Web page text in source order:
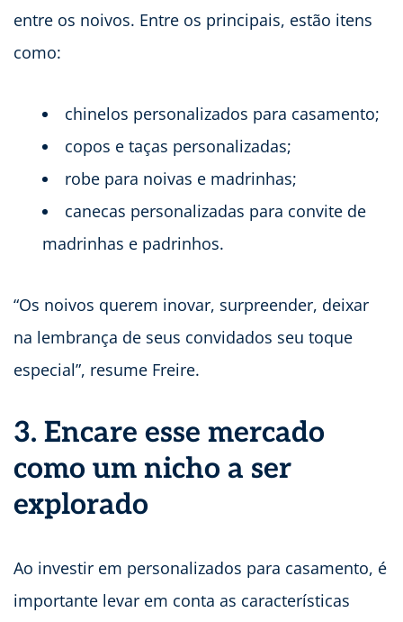
entre os noivos. Entre os principais, estão itens
como:
chinelos personalizados para casamento;
copos e taças personalizadas;
robe para noivas e madrinhas;
canecas personalizadas para convite de
madrinhas e padrinhos.
“Os noivos querem inovar, surpreender, deixar
na lembrança de seus convidados seu toque
especial”, resume Freire.
3. Encare esse mercado
como um nicho a ser
explorado
Ao investir em personalizados para casamento, é
importante levar em conta as características